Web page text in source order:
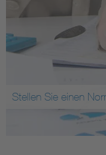
Stellen Sie einen